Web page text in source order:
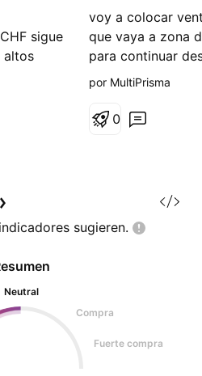
sigue
altos
encima
vez
zona de
voy a colocar
que vaya a zona
para continuar
o
por MultiPrisma
0
sugieren.
Neutral
Compra
Fuerte compra